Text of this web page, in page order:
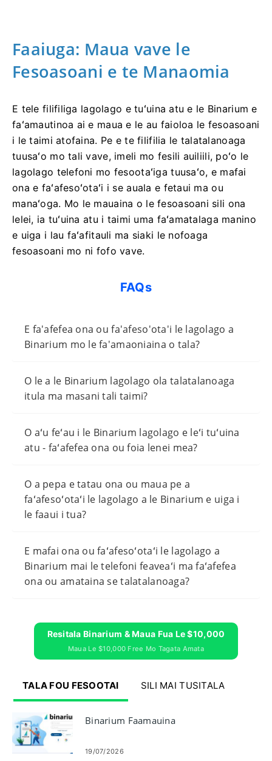
Faaiuga: Maua vave le
Fesoasoani e te Manaomia
E tele filifiliga lagolago e tuʻuina atu e le Binarium e
faʻamautinoa ai e maua e le au faioloa le fesoasoani
i le taimi atofaina. Pe e te filifilia le talatalanoaga
tuusaʻo mo tali vave, imeli mo fesili auiliili, poʻo le
lagolago telefoni mo fesootaʻiga tuusaʻo, e mafai
ona e faʻafesoʻotaʻi i se auala e fetaui ma ou
manaʻoga. Mo le mauaina o le fesoasoani sili ona
lelei, ia tuʻuina atu i taimi uma faʻamatalaga manino
e uiga i lau faʻafitauli ma siaki le nofoaga
fesoasoani mo ni fofo vave.
FAQs
E fa'afefea ona ou fa'afeso'ota'i le lagolago a
Binarium mo le fa'amaoniaina o tala?
O le a le Binarium lagolago ola talatalanoaga
itula ma masani tali taimi?
O aʻu feʻau i le Binarium lagolago e leʻi tuʻuina
atu - faʻafefea ona ou foia lenei mea?
O a pepa e tatau ona ou maua pe a
faʻafesoʻotaʻi le lagolago a le Binarium e uiga i
le faaui i tua?
E mafai ona ou faʻafesoʻotaʻi le lagolago a
Binarium mai le telefoni feaveaʻi ma faʻafefea
ona ou amataina se talatalanoaga?
Resitala Binarium & Maua Fua Le $10,000
Maua Le $10,000 Free Mo Tagata Amata
TALA FOU FESOOTAI SILI MAI TUSITALA
Binarium Faamauina
19/07/2026